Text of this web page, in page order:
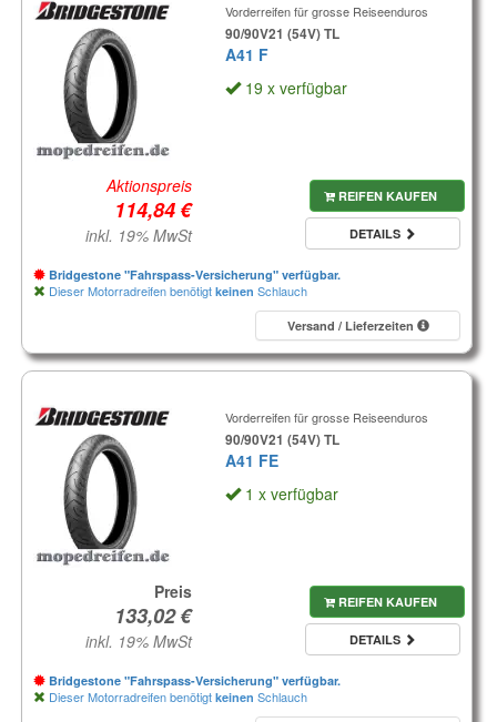
Vorderreifen für grosse Reiseenduros
90/90V21 (54V) TL
A41 F
19 x verfügbar
Aktionspreis
inkl. 19% MwSt
REIFEN KAUFEN
DETAILS
Bridgestone "Fahrspass-Versicherung" verfügbar.
Dieser Motorradreifen benötigt keinen Schlauch
Versand / Lieferzeiten
Vorderreifen für grosse Reiseenduros
90/90V21 (54V) TL
A41 FE
1 x verfügbar
Preis
inkl. 19% MwSt
REIFEN KAUFEN
DETAILS
Bridgestone "Fahrspass-Versicherung" verfügbar.
Dieser Motorradreifen benötigt keinen Schlauch